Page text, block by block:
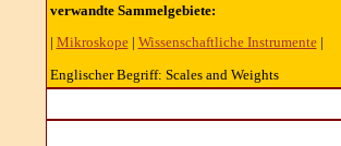
verwandte Sammelgebiete:
| Mikroskope| Wissenschaftliche Instrumente|
Englischer Begriff: Scales and Weights